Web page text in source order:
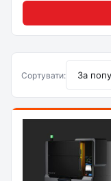
Сортувати: